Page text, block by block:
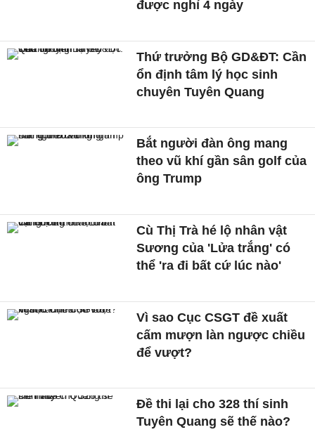
được nghỉ 4 ngày
Thứ trưởng Bộ GD&ĐT: Cần
ổn định tâm lý học sinh
chuyên Tuyên Quang
Bắt người đàn ông mang
theo vũ khí gần sân golf của
ông Trump
Cù Thị Trà hé lộ nhân vật
Sương của 'Lửa trắng' có
thể 'ra đi bất cứ lúc nào'
Vì sao Cục CSGT đề xuất
cấm mượn làn ngược chiều
để vượt?
Đề thi lại cho 328 thí sinh
Tuyên Quang sẽ thế nào?